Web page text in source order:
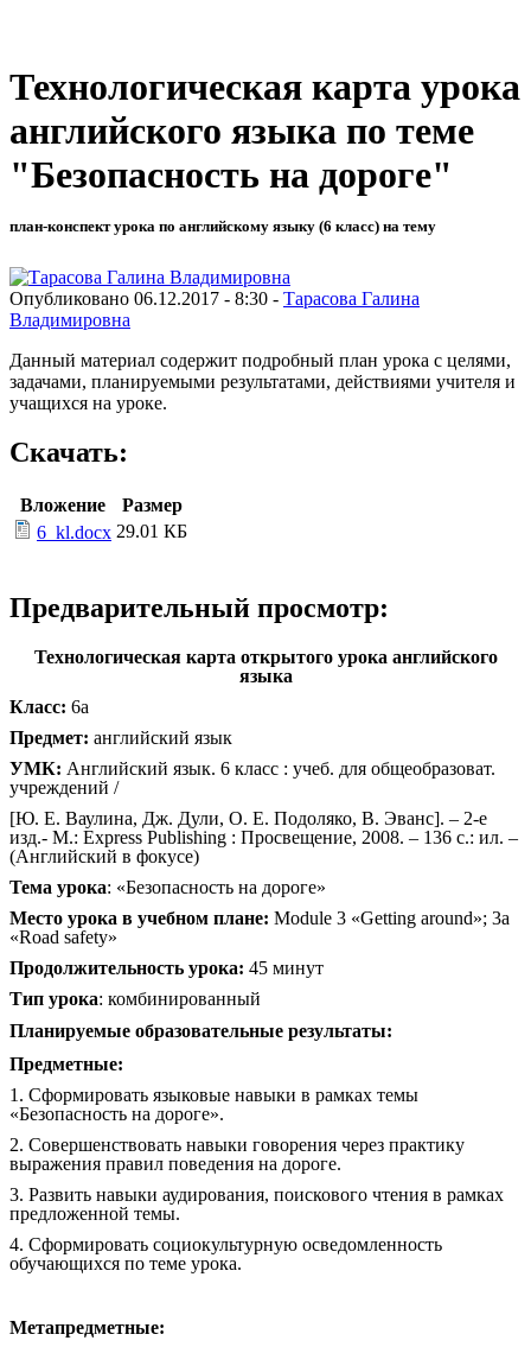
Технологическая карта урока
английского языка по теме
"Безопасность на дороге"
план-конспект урока по английскому языку (6 класс) на тему
Опубликовано 06.12.2017 - 8:30 - Тарасова Галина
Владимировна
Данный материал содержит подробный план урока с целями,
задачами, планируемыми результатами, действиями учителя и
учащихся на уроке.
Скачать:
Вложение
Размер
6_kl.docx 29.01 КБ
Предварительный просмотр:
Технологическая карта открытого урока английского
языка
Класс: 6а
Предмет: английский язык
УМК: Английский язык. 6 класс : учеб. для общеобразоват.
учреждений /
[Ю. Е. Ваулина, Дж. Дули, О. Е. Подоляко, В. Эванс]. – 2-е
изд.- М.: Express Publishing : Просвещение, 2008. – 136 с.: ил. –
(Английский в фокусе)
Тема урока: «Безопасность на дороге»
Место урока в учебном плане: Module 3 «Getting around»; 3a
«Road safety»
Продолжительность урока: 45 минут
Тип урока: комбинированный
Планируемые образовательные результаты:
Предметные:
1. Сформировать языковые навыки в рамках темы
«Безопасность на дороге».
2. Совершенствовать навыки говорения через практику
выражения правил поведения на дороге.
3. Развить навыки аудирования, поискового чтения в рамках
предложенной темы.
4. Сформировать социокультурную осведомленность
обучающихся по теме урока.
Метапредметные: